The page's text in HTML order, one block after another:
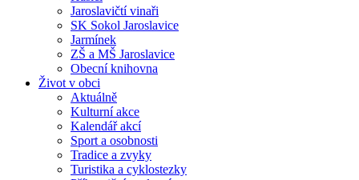
Jaroslavičtí vinaři
SK Sokol Jaroslavice
Jarmínek
ZŠ a MŠ Jaroslavice
Obecní knihovna
Život v obci
Aktuálně
Kulturní akce
Kalendář akcí
Sport a osobnosti
Tradice a zvyky
Turistika a cyklostezky